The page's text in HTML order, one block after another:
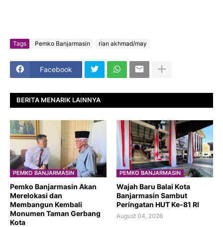
Tags Pemko Banjarmasin rian akhmad/may
Facebook
BERITA MENARIK LAINNYA
PEMKO BANJARMASIN
Pemko Banjarmasin Akan
Merelokasi dan
Membangun Kembali
Monumen Taman Gerbang
Kota
PEMKO BANJARMASIN
​Wajah Baru Balai Kota
Banjarmasin Sambut
Peringatan HUT Ke-81 RI
August 04, 2026